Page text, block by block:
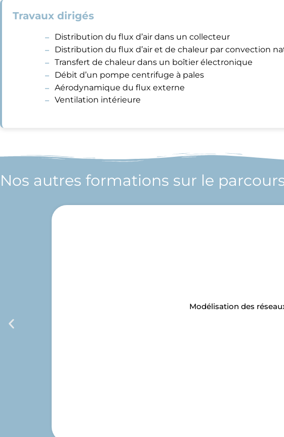
Travaux dirigés
Distribution du flux d’air dans un collecteur
Distribution du flux d’air et de chaleur par convection
Transfert de chaleur dans un boîtier électronique
Débit d’un pompe centrifuge à pales
Aérodynamique du flux externe
Ventilation intérieure
Nos autres formations sur le
Modélisation des